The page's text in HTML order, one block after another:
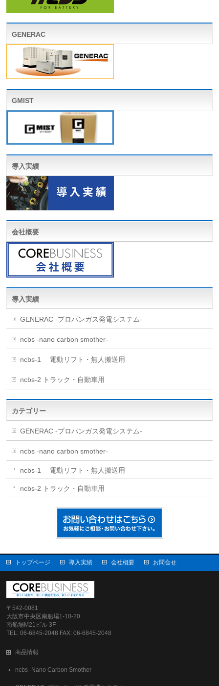
GENERAC
GMIST
導入実績
会社概要
導入実績
GENERAC -プロパンガス発電システム-
ncbs -nano carbon smother-
ncbs-1 電動リフト・無人搬送用
ncbs-2 トラック・自動車用
カテゴリー
GENERAC -プロパンガス発電システム-
ncbs -nano carbon smother-
ncbs-1 電動リフト・無人搬送用
ncbs-2 トラック・自動車用
トップページ 導入実績 会社概要 お問合せ
〒542-0081
大阪市中央区南船場1-10-20
南船場M21ビル 3F
TEL: 06-6845-2048 FAX: 06-6845-2048
商品情報
ncbs -Nano Carbon Smother